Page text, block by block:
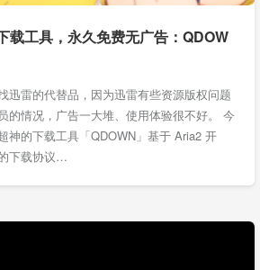
载工具，永久免费无广告：QDOW
迅雷的代替品，因为迅雷有些资源版权问题
的情况，广告一大堆、使用体验很不好。 今
神的下载工具「QDOWN」基于 Aria2 开
下载协议…